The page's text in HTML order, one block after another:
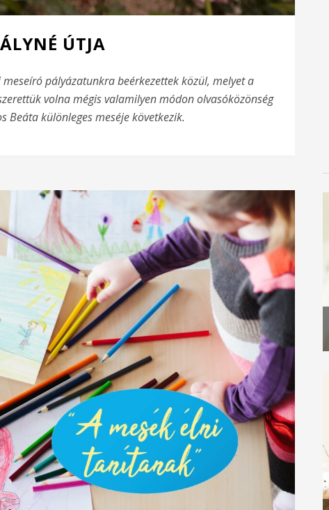
ÚTJA
pályázatunkra beérkezettek közül, melyet a
volna mégis valamilyen módon olvasóközönség
Beáta különleges meséje következik.